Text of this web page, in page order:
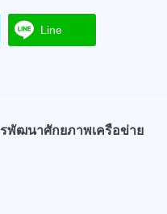
Line
พัฒนาศักยภาพเครือข่าย